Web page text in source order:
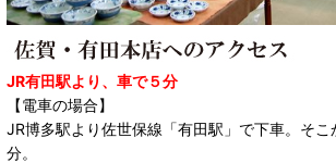
JR有田駅より、車で５分
【電車の場合】
JR博多駅より佐世保線「有田駅」で下車。そこ
分。